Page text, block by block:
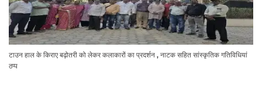
टाउन हाल के किराए बढ़ोतरी को लेकर कलाकारों का प्रदर्शन , नाटक सहित सांस्कृतिक गतिविधियां
ठप्प